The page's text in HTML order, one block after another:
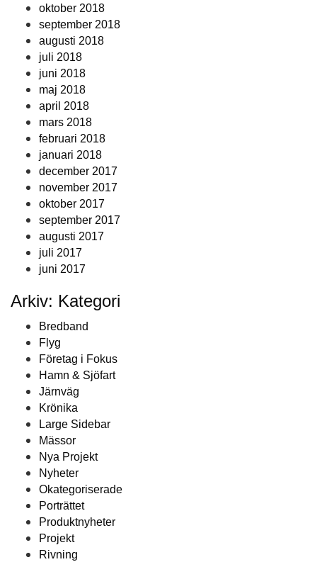
oktober 2018
september 2018
augusti 2018
juli 2018
juni 2018
maj 2018
april 2018
mars 2018
februari 2018
januari 2018
december 2017
november 2017
oktober 2017
september 2017
augusti 2017
juli 2017
juni 2017
Arkiv: Kategori
Bredband
Flyg
Företag i Fokus
Hamn & Sjöfart
Järnväg
Krönika
Large Sidebar
Mässor
Nya Projekt
Nyheter
Okategoriserade
Porträttet
Produktnyheter
Projekt
Rivning